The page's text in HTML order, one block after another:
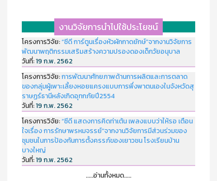
งานวิจัยการนำไปใช้ประโยชน์
โครงการวิจัย:“ซีดี การ์ตูนเรื่องหัวผักกาดยักษ์”จากงานวิจัยการ
พัฒนาพฤติกรรมเสริมสร้างความปรองดองเด็กวัยอนุบาล
วันที่:19 ก.พ. 2562
โครงการวิจัย:การพัฒนาศักยภาพด้านการผลิตและการตลาด
ของกลุ่มผู้เพาะเลี้ยงหอยแครงแบบการพึ่งพาตนเองในจังหวัดสุ
ราษฏร์ธานีหลังเกิดอุทกภัยปี2554
วันที่:19 ก.พ. 2562
โครงการวิจัย:“ซีดี แสดงการคิดท่าเต้น เพลงแบบว่าให้รอ เตือน
ใจเรื่อง การรักษาพรหมจรรย์”จากงานวิจัยการมีส่วนร่วมของ
ชุมชนในการป้องกันการตั้งครรภ์ของเยาวชน โรงเรียนบ้าน
บางใหญ่
วันที่:19 ก.พ. 2562
.....อ่านทั้งหมด.....